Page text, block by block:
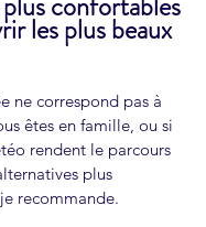
les plus beaux
ne correspond pas à
êtes en famille, ou si
rendent le parcours
plus
recommande.